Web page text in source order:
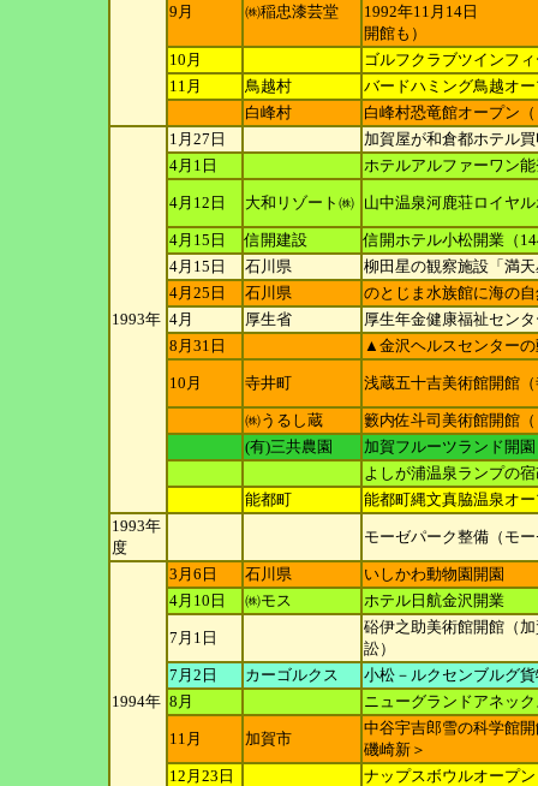
9月 ㈱稲忠漆芸堂
1992年11月14日
開館も）
10月
ゴルフクラブツインフ
11月
鳥越村
バードハミング鳥越オ
白峰村
白峰村恐竜館オープン
1993年
1月27日
加賀屋が和倉都ホテル
4月1日
ホテルアルファーワン
4月12日 大和リゾート㈱ 山中温泉河鹿荘ロイヤ
4月15日 信開建設
信開ホテル小松開業（
4月15日
石川県
柳田星の観察施設「満
4月25日
石川県
のとじま水族館に海の
4月
厚生省
厚生年金健康福祉セン
8月31日
▲金沢ヘルスセンター
10月 寺井町 浅蔵五十吉美術館開館
㈱うるし蔵
籔内佐斗司美術館開館
(有)三共農園
加賀フルーツランド開園
よしが浦温泉ランプの
能都町
能都町縄文真脇温泉オ
1993年
度
モーゼパーク整備（モ
1994年
3月6日 石川県
いしかわ動物園開園
4月10日
㈱モス ホテル日航金沢開業
7月1日
硲伊之助美術館開館（
訟）
7月2日
カーゴルクス
小松－ルクセンブルグ
8月
ニューグランドアネッ
11月 加賀市
中谷宇吉郎雪の科学館
磯崎新＞
12月23日
ナップスボウルオープ